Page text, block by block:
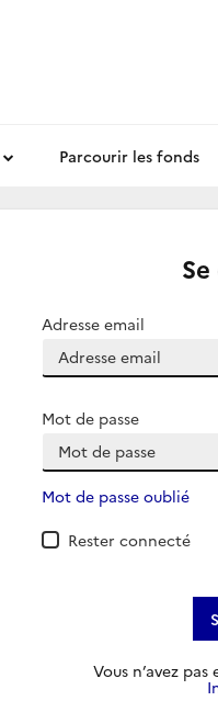
Parcourir les fonds
Adresse email
Mot de passe
Mot de passe oublié
Rester connecté
Vous n’avez